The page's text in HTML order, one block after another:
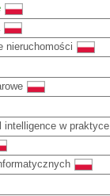
nieruchomości
intelligence w praktyce